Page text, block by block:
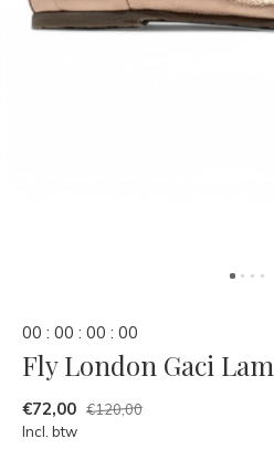
00 : 00 : 00 : 00
Fly London Gaci
€72,00 €120,00
Incl. btw